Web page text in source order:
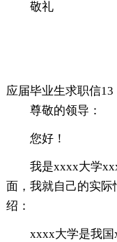
敬礼
应届毕业生求职信13
尊敬的领导：
您好！
我是xxxx大学
面，我就自己的实
绍：
xxxx大学是我